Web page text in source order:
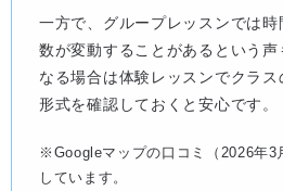
一方で、グループレッスンでは時
数が変動することがあるという声
なる場合は体験レッスンでクラ
形式を確認しておくと安心です。
※Googleマップの口コミ（2026年3
しています。